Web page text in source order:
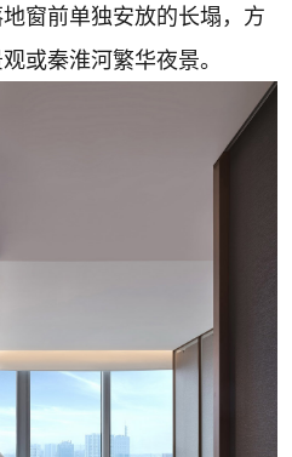
窗前单独安放的长塌，方
或秦淮河繁华夜景。